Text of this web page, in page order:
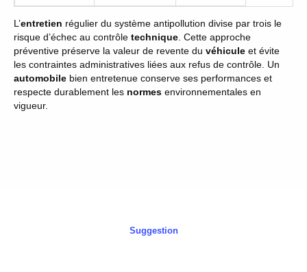
L’entretien régulier du système antipollution divise par trois le
risque d’échec au contrôle technique . Cette approche
préventive préserve la valeur de revente du véhicule et évite
les contraintes administratives liées aux refus de contrôle. Un
automobile bien entretenue conserve ses performances et
respecte durablement les normes environnementales en
vigueur.
Suggestion